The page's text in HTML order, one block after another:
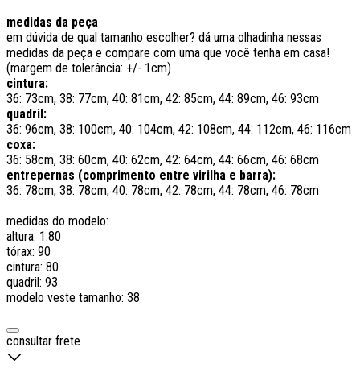
medidas da peça
em dúvida de qual tamanho escolher? dá uma olhadinha nessas
medidas da peça e compare com uma que você tenha em casa!
(margem de tolerância: +/- 1cm)
cintura:
36: 73cm, 38: 77cm, 40: 81cm, 42: 85cm, 44: 89cm, 46: 93cm
quadril:
36: 96cm, 38: 100cm, 40: 104cm, 42: 108cm, 44: 112cm, 46: 116cm
coxa:
36: 58cm, 38: 60cm, 40: 62cm, 42: 64cm, 44: 66cm, 46: 68cm
entrepernas (comprimento entre virilha e barra):
36: 78cm, 38: 78cm, 40: 78cm, 42: 78cm, 44: 78cm, 46: 78cm
medidas do modelo:
altura: 1.80
tórax: 90
cintura: 80
quadril: 93
modelo veste tamanho: 38
consultar frete